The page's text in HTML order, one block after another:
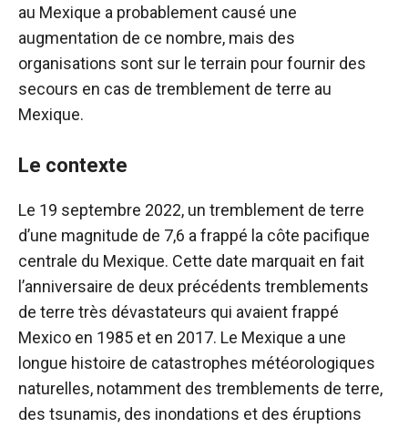
au Mexique a probablement causé une
augmentation de ce nombre, mais des
organisations sont sur le terrain pour fournir des
secours en cas de tremblement de terre au
Mexique.
Le contexte
Le 19 septembre 2022, un tremblement de terre
d’une magnitude de 7,6 a frappé la côte pacifique
centrale du Mexique. Cette date marquait en fait
l’anniversaire de deux précédents tremblements
de terre très dévastateurs qui avaient frappé
Mexico en 1985 et en 2017. Le Mexique a une
longue histoire de catastrophes météorologiques
naturelles, notamment des tremblements de terre,
des tsunamis, des inondations et des éruptions